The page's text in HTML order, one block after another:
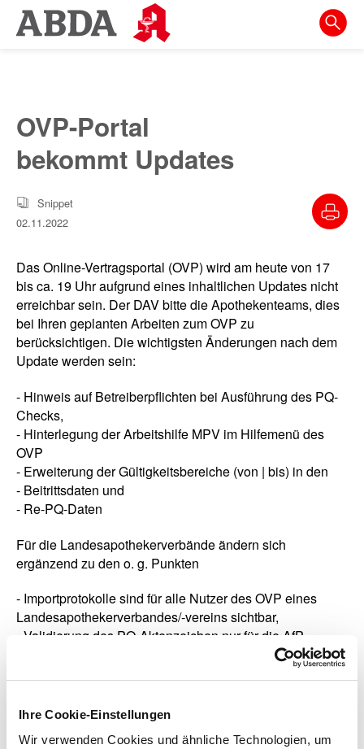
Ihre Cookie-Einstellungen
Wir verwenden Cookies und ähnliche Technologien, um
Springe
direkt
zur
Meta-
Navigation
zum
Inhalt
zur
Suche
OVP-Portal
bekommt Updates
Snippet
02.11.2022
Das Online-Vertragsportal (OVP) wird am heute von 17
bis ca. 19 Uhr aufgrund eines inhaltlichen Updates nicht
erreichbar sein. Der DAV bitte die Apothekenteams, dies
bei Ihren geplanten Arbeiten zum OVP zu
berücksichtigen. Die wichtigsten Änderungen nach dem
Update werden sein:
- Hinweis auf Betreiberpflichten bei Ausführung des PQ-
Checks,
- Hinterlegung der Arbeitshilfe MPV im Hilfemenü des
OVP
- Erweiterung der Gültigkeitsbereiche (von | bis) in den
- Beitrittsdaten und
- Re-PQ-Daten
Für die Landesapothekerverbände ändern sich
ergänzend zu den o. g. Punkten
- Importprotokolle sind für alle Nutzer des OVP eines
Landesapothekerverbandes/-vereins sichtbar,
- Validierung des PQ-Aktenzeichen nur für die AfP
- Änderung zur Fehler-Meldung „Mitglied existiert bereits“
mit Hinweis in welchem LAV das IK bereits angelegt
Die entsprechenden Versionsbeschreibungen für